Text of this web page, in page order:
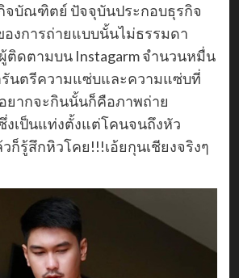
จบัณฑิตย์ ปัจจุบันประกอบธุรกิจ
องการถ่ายแบบนั้นไม่ธรรมดา
ติดตามบน Instagarm จำนวนหมื่น
นตรีความแซ่บและความแซ่บที่
ยากจะกินนั้นก็คือภาพถ่าย
งเป็นแท่งตั้งแต่โคนจนถึงหัว
ก็รู้สึกหิวโคย!!!เอ้ยกุนเชียงจริงๆ